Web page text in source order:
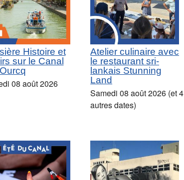
Histoire et
sur le Canal
08 août 2026
Atelier culinaire avec
le restaurant sri-
lankais Stunning
Land
Samedi 08 août 2026 (et 4
autres dates)